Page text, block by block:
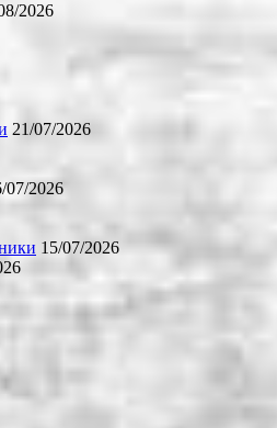
2026
21/07/2026
07/2026
15/07/2026